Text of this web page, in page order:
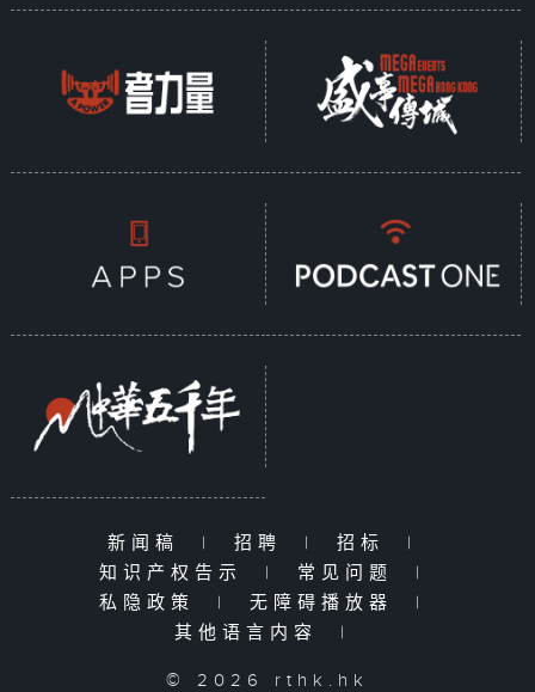
新闻稿 | 招聘 | 招标
|
知识产权告示
| 常见问题
|
私隐政策
| 无障碍播放器
|
其他语言内容
|
© 2026 rthk.hk